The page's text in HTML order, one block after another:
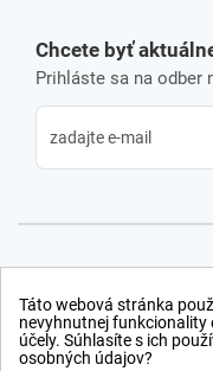
Chcete byť
Prihláste sa na odber
Táto webová stránka
nevyhnutnej funkcionality
účely. Súhlasíte s ich
osobných údajov?